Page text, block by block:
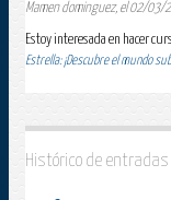
Mamen dominguez, el 02/03/
Estoy interesada en hacer
Estrella: ¡Descubre el mundo
Histórico de entradas